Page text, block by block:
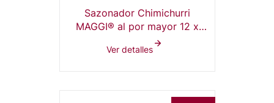
Sazonador Chimichurri
MAGGI® al por mayor 12 x
Ver detalles